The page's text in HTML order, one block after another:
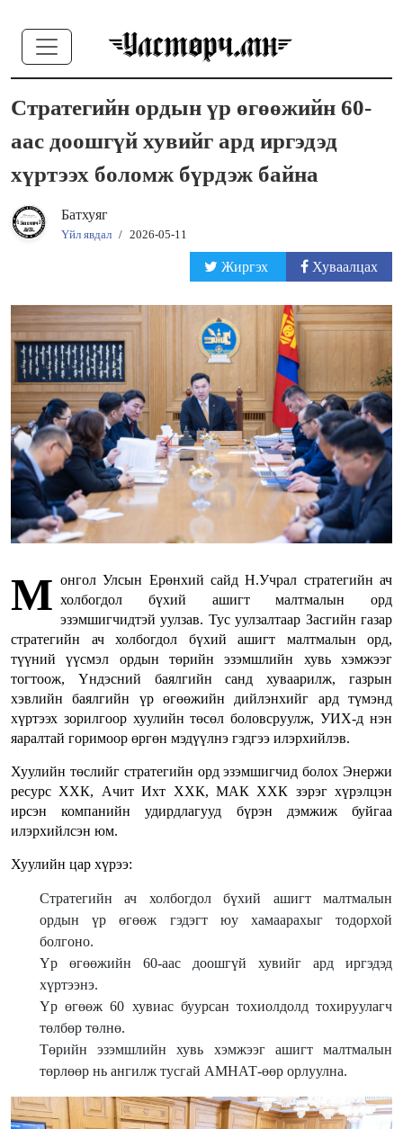
Стратегийн ордын үр өгөөжийн 60-
аас доошгүй хувийг ард иргэдэд
хүртээх боломж бүрдэж байна
Батхуяг
Үйл явдал / 2026-05-11
Жиргэх Хуваалцах
М онгол Улсын Ерөнхий сайд Н.Учрал стратегийн ач
холбогдол бүхий ашигт малтмалын орд
эзэмшигчидтэй уулзав. Тус уулзалтаар Засгийн газар
стратегийн ач холбогдол бүхий ашигт малтмалын орд,
түүний үүсмэл ордын төрийн эзэмшлийн хувь хэмжээг
тогтоож, Үндэсний баялгийн санд хуваарилж, газрын
хэвлийн баялгийн үр өгөөжийн дийлэнхийг ард түмэнд
хүртээх зорилгоор хуулийн төсөл боловсруулж, УИХ-д нэн
яаралтай горимоор өргөн мэдүүлнэ гэдгээ илэрхийлэв.
Хуулийн төслийг стратегийн орд эзэмшигчид болох Энержи
ресурс ХХК, Ачит Ихт ХХК, МАК ХХК зэрэг хүрэлцэн
ирсэн компанийн удирдлагууд бүрэн дэмжиж буйгаа
илэрхийлсэн юм.
Хуулийн цар хүрээ:
Стратегийн ач холбогдол бүхий ашигт малтмалын
ордын үр өгөөж гэдэгт юу хамаарахыг тодорхой
болгоно.
Үр өгөөжийн 60-аас доошгүй хувийг ард иргэдэд
хүртээнэ.
Үр өгөөж 60 хувиас буурсан тохиолдолд тохируулагч
төлбөр төлнө.
Төрийн эзэмшлийн хувь хэмжээг ашигт малтмалын
төрлөөр нь ангилж тусгай АМНАТ-өөр орлуулна.